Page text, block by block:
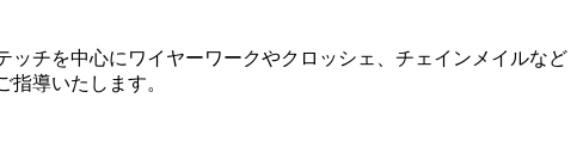
チを中心にワイヤーワークやクロッシェ、チェインメイルなど
導いたします。